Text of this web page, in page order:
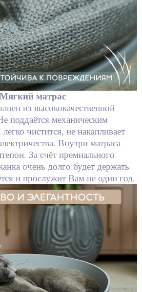
Мягкий матрас
из высококачественной
поддаётся механическим
чистится, не накапливает
Внутри матраса
За счёт премиального
очень долго будет держать
и прослужит Вам не один год.